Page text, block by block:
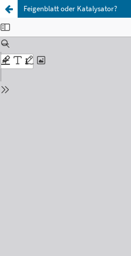
Feigenblatt oder Katalysator?